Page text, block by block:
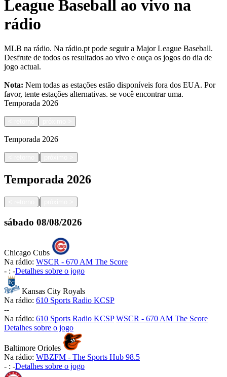
League Baseball ao vivo na
rádio
MLB na rádio. Na rádio.pt pode seguir a Major League Baseball.
Desfrute de todos os resultados ao vivo e ouça os jogos do dia de
jogo actual.
Nota: Nem todas as estações estão disponíveis fora dos EUA. Por
favor, tente estações alternativas. se você encontrar uma.
Temporada 2026
Temporada 2026
|
Temporada 2026
|
sábado 08/08/2026
Chicago Cubs
Na rádio: WSCR - 670 AM The Score
- : -Detalhes sobre o jogo
Kansas City Royals
Na rádio: 610 Sports Radio KCSP
--
Na rádio: 610 Sports Radio KCSP WSCR - 670 AM The Score
Detalhes sobre o jogo
Baltimore Orioles
Na rádio: WBZFM - The Sports Hub 98.5
- : -Detalhes sobre o jogo